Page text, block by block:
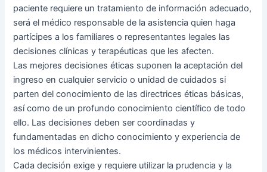
paciente requiere un tratamiento de información adecuado,
será el médico responsable de la asistencia quien haga
partícipes a los familiares o representantes legales las
decisiones clínicas y terapéuticas que les afecten.
Las mejores decisiones éticas suponen la aceptación del
ingreso en cualquier servicio o unidad de cuidados si
parten del conocimiento de las directrices éticas básicas,
así como de un profundo conocimiento científico de todo
ello. Las decisiones deben ser coordinadas y
fundamentadas en dicho conocimiento y experiencia de
los médicos intervinientes.
Cada decisión exige y requiere utilizar la prudencia y la